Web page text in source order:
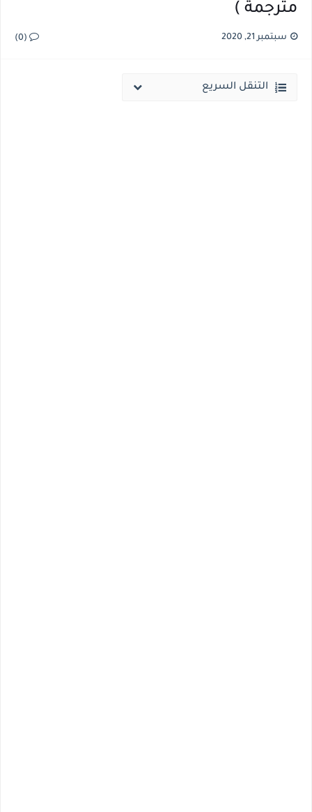
مترجمة )
سبتمبر 21, 2020 (0)
التنقل السريع